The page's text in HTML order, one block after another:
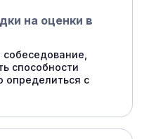
на оценки в
способности
определиться с